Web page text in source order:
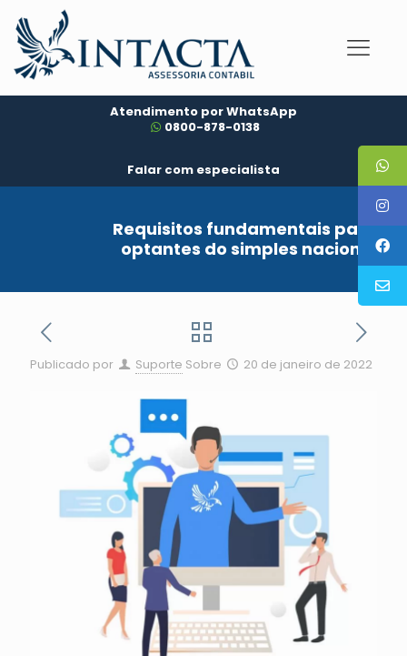
Atendimento por WhatsApp
0800-878-0138
Falar com especialista
Requisitos fundamentais para
optantes do simples nacional
Publicado por Suporte Sobre 20 de janeiro de 2022